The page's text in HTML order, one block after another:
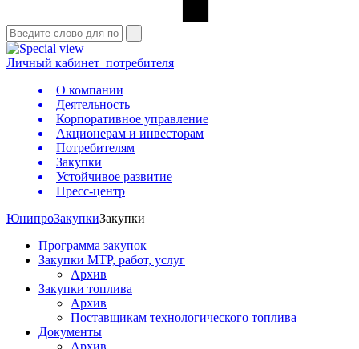
Личный кабинет потребителя
О компании
Деятельность
Корпоративное управление
Акционерам и инвесторам
Потребителям
Закупки
Устойчивое развитие
Пресс-центр
ЮнипроЗакупкиЗакупки
Программа закупок
Закупки МТР, работ, услуг
Архив
Закупки топлива
Архив
Поставщикам технологического топлива
Документы